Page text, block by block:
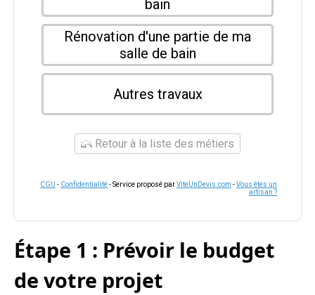
bain
Rénovation d'une partie de ma
salle de bain
Autres travaux
Retour à la liste des métiers
CGU - Confidentialité- Service proposé parViteUnDevis.com -Vous êtes un
artisan ?
Étape 1 : Prévoir le budget
de votre projet